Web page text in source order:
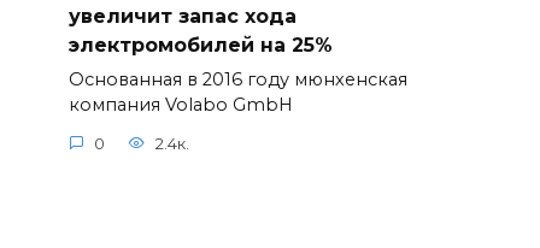
увеличит запас хода
электромобилей на 25%
Основанная в 2016 году мюнхенская
компания Volabo GmbH
0 2.4к.